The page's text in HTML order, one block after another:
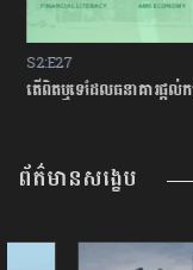
S2:E27
ព័ត៌មានសង្ខេប